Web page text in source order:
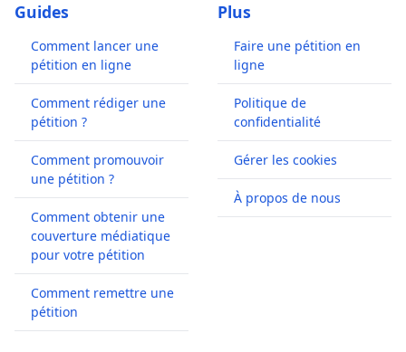
Guides
Comment lancer une
pétition en ligne
Comment rédiger une
pétition ?
Comment promouvoir
une pétition ?
Comment obtenir une
couverture médiatique
pour votre pétition
Comment remettre une
pétition
Plus
Faire une pétition en
ligne
Politique de
confidentialité
Gérer les cookies
À propos de nous